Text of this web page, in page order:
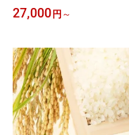
量！】【10営業日以内発
送！】北海道産 天然秋鮭
08kg(1個180g)| 国産 天
然 さけ いくら 秋鮭 いく
ら丼 海鮮 卵 セット ふる
さと納税 北海道 羽幌
27,000円 ～